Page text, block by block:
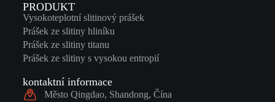
PRODUKT
Vysokoteplotní slitinový prášek
Prášek ze slitiny hliníku
Prášek ze slitiny titanu
Prášek ze slitiny s vysokou entropií
kontaktní informace
Město Qingdao, Shandong, Čína